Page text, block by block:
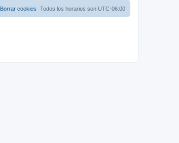
Todos los horarios son UTC-06:00
Borrar cookies